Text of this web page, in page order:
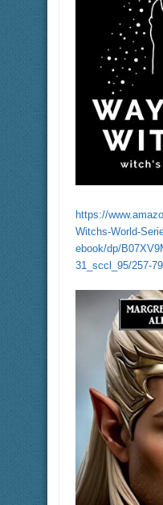
https://
Witchs-World-
ebook/dp/
31_sccl_95/257-